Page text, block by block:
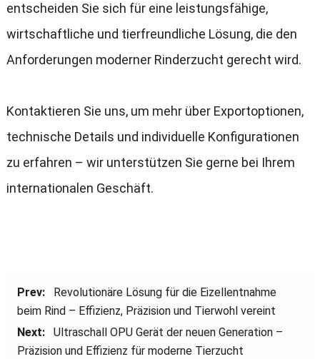
entscheiden Sie sich für eine leistungsfähige,
wirtschaftliche und tierfreundliche Lösung, die den
Anforderungen moderner Rinderzucht gerecht wird.
Kontaktieren Sie uns, um mehr über Exportoptionen,
technische Details und individuelle Konfigurationen
zu erfahren – wir unterstützen Sie gerne bei Ihrem
internationalen Geschäft.
Prev:
Revolutionäre Lösung für die Eizellentnahme
beim Rind – Effizienz, Präzision und Tierwohl vereint
Next:
Ultraschall OPU Gerät der neuen Generation –
Präzision und Effizienz für moderne Tierzucht